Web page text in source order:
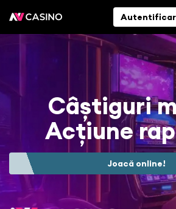
Câștiguri
Acțiune
Joacă online!